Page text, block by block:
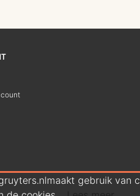
gebruik van